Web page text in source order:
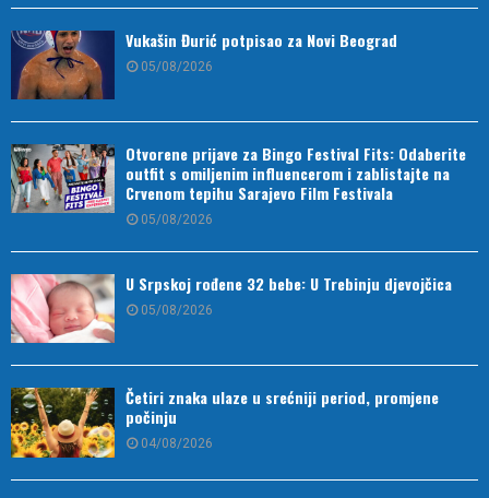
Vukašin Đurić potpisao za Novi Beograd
05/08/2026
Otvorene prijave za Bingo Festival Fits: Odaberite
outfit s omiljenim influencerom i zablistajte na
Crvenom tepihu Sarajevo Film Festivala
05/08/2026
U Srpskoj rođene 32 bebe: U Trebinju djevojčica
05/08/2026
Četiri znaka ulaze u srećniji period, promjene
počinju
04/08/2026